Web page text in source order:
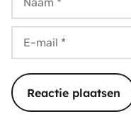
mail